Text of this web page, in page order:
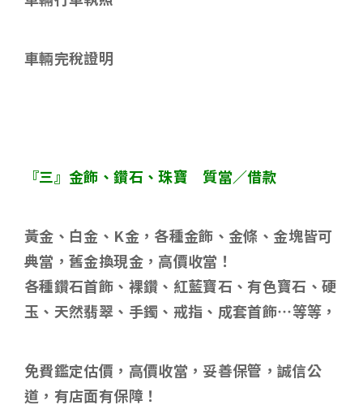
車輛完稅證明
『三』金飾、鑽石、珠寶 質當／借款
黃金、白金、 K金，各種金飾、金條、金塊皆可
典當，舊金換現金，高價收當！
各種鑽石首飾、裸鑽、紅藍寶石、有色寶石、硬
玉、天然翡翠、手鐲、戒指、成套首飾…等等，
免費鑑定估價，高價收當，妥善保管，誠信公
道，有店面有保障！